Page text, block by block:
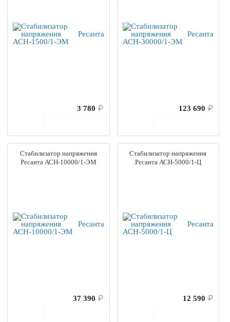
3 780 ₽
123 690 ₽
Стабилизатор напряжения
Ресанта АСН-10000/1-ЭМ
37 390 ₽
Стабилизатор напряжения
Ресанта АСН-5000/1-Ц
12 590 ₽